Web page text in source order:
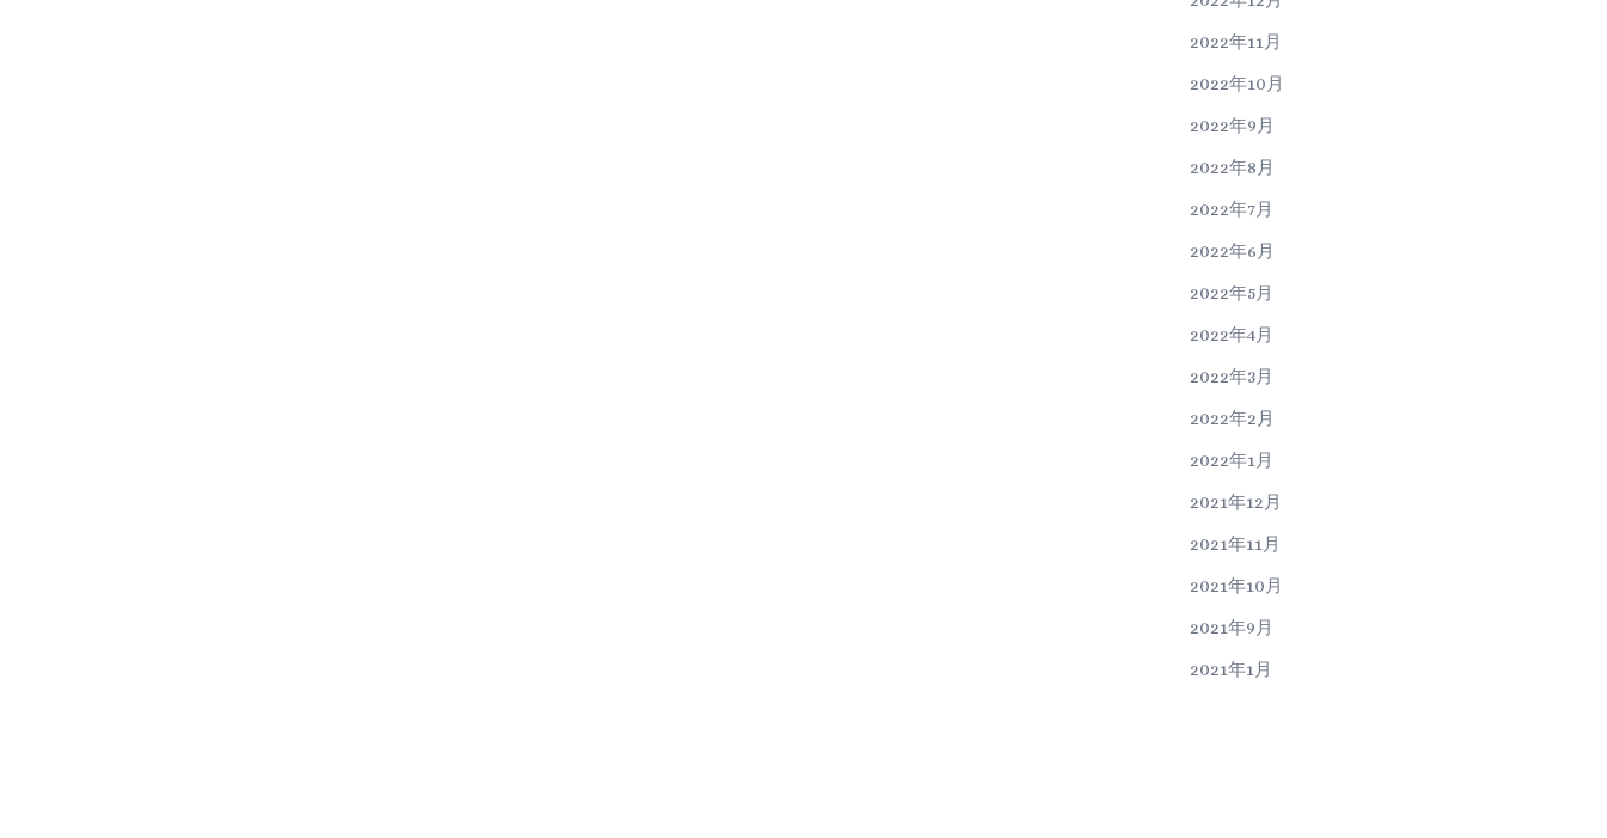
2022年11月
2022年10月
2022年9月
2022年8月
2022年7月
2022年6月
2022年5月
2022年4月
2022年3月
2022年2月
2022年1月
2021年12月
2021年11月
2021年10月
2021年9月
2021年1月